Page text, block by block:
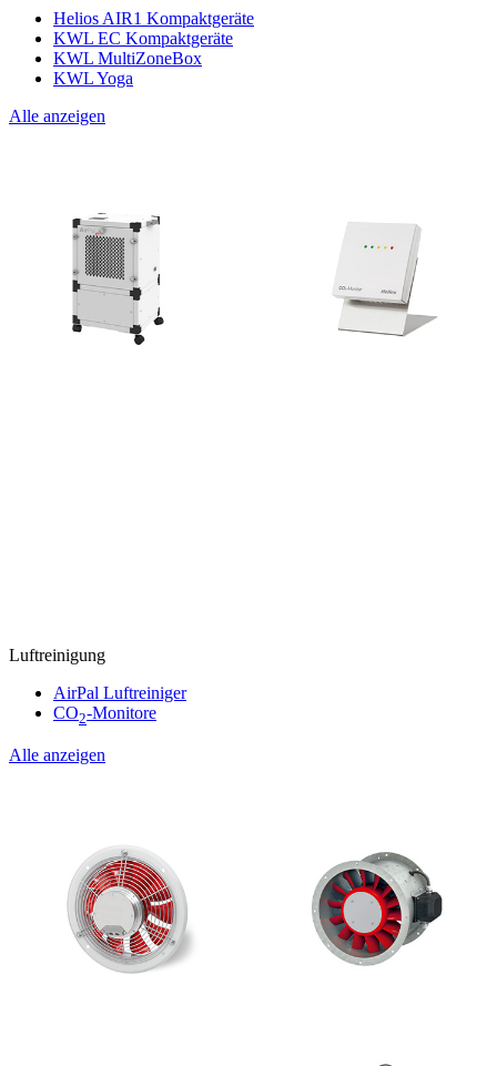
Helios AIR1 Kompaktgeräte
KWL EC Kompaktgeräte
KWL MultiZoneBox
KWL Yoga
Alle anzeigen
Luftreinigung
AirPal Luftreiniger
CO2-Monitore
Alle anzeigen